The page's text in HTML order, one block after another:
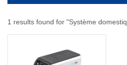
1 results found for "Système